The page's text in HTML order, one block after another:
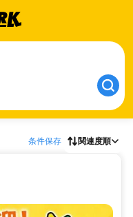
条件保存 関連度順